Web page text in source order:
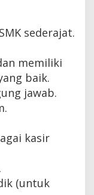
sederajat.
memiliki
baik.
jawab.
kasir
(untuk